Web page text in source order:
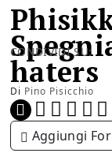
haters
Di Pino Pisicchio
CONDIVIDI SU:
Aggiungi